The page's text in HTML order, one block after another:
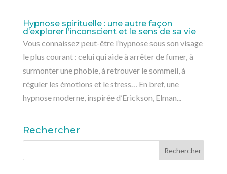
Hypnose spirituelle : une autre façon
d’explorer l’inconscient et le sens de sa vie
Vous connaissez peut-être l’hypnose sous son visage
le plus courant : celui qui aide à arrêter de fumer, à
surmonter une phobie, à retrouver le sommeil, à
réguler les émotions et le stress… En bref, une
hypnose moderne, inspirée d’Erickson, Elman...
Rechercher